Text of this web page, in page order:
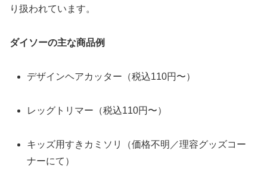
り扱われています。
ダイソーの主な商品例
デザインヘアカッター（税込110円〜）
レッグトリマー（税込110円〜）
キッズ用すきカミソリ（価格不明／理容グッズコー
ナーにて）